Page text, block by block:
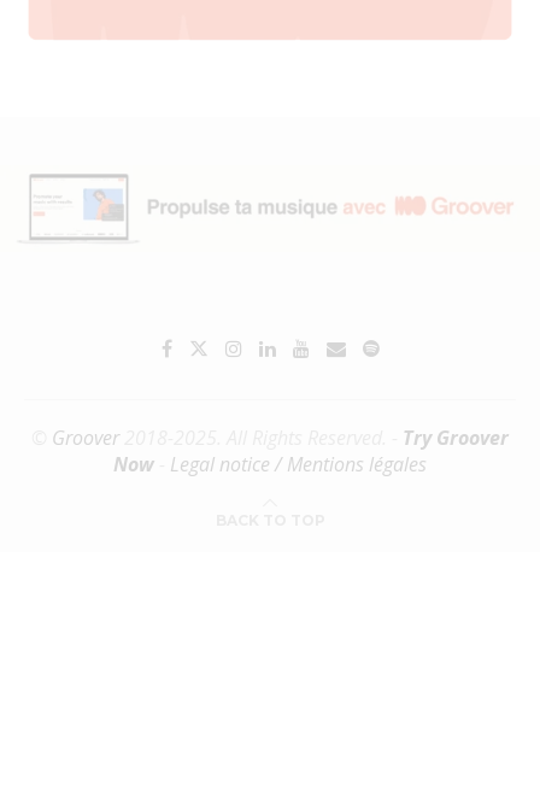
Groover2018-2025. All Rights Reserved. - Try Groover
Now
Legal notice / Mentions légales